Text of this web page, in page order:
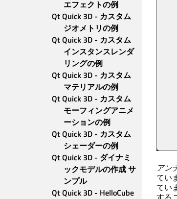
エフェクトの例
Qt Quick 3D - カスタム
ジオメトリの例
Qt Quick 3D - カスタム
インスタンスレンダ
リングの例
Qt Quick 3D - カスタム
マテリアルの例
Qt Quick 3D - カスタム
モーフィングアニメ
ーションの例
Qt Quick 3D - カスタム
シェーダーの例
Qt Quick 3D - ダイナミ
ックモデルの作成 サ
ンプル
Qt Quick 3D - HelloCube
アン
てい
てい